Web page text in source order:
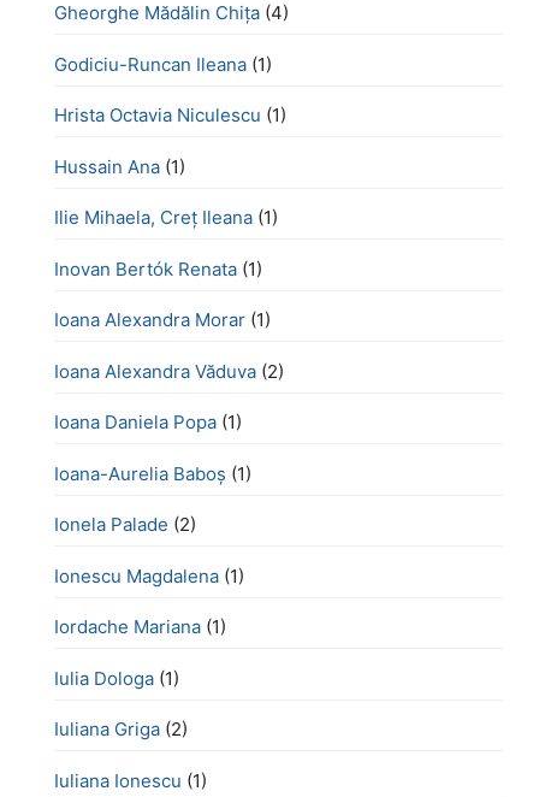
Gheorghe Mădălin Chiţa (4)
Godiciu-Runcan Ileana (1)
Hrista Octavia Niculescu (1)
Hussain Ana (1)
Ilie Mihaela, Creț Ileana (1)
Inovan Bertók Renata (1)
Ioana Alexandra Morar (1)
Ioana Alexandra Văduva (2)
Ioana Daniela Popa (1)
Ioana-Aurelia Baboș (1)
Ionela Palade (2)
Ionescu Magdalena (1)
Iordache Mariana (1)
Iulia Dologa (1)
Iuliana Griga (2)
Iuliana Ionescu (1)